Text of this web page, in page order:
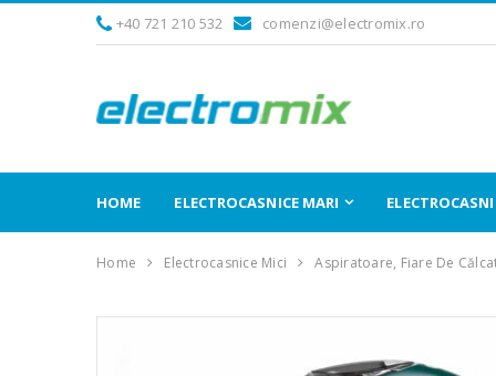
+40 721 210 532 comenzi@electromix.ro
HOME ELECTROCASNICE MARI
Home Electrocasnice Mici Aspiratoare, Fiare De